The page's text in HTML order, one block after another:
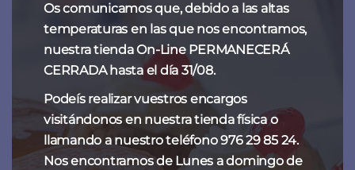
Categorías del producto
ESPECIALIDADES DE SIEMPRE
NAVIDAD
TARTAS DE FANTOBA
Os comunicamos que, debido a las altas
temperaturas en las que nos encontramos,
nuestra tienda On-Line PERMANECERÁ
CERRADA hasta el día 31/08.
Podeís realizar vuestros encargos
visitándonos en nuestra tienda física o
llamando a nuestro teléfono 976 29 85 24.
Nos encontramos de Lunes a domingo de